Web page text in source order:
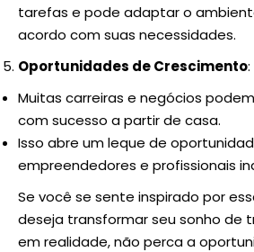
tarefas e pode adaptar o
acordo com suas necessidades.
Oportunidades de Crescimento:
Muitas carreiras e negócios
com sucesso a partir de casa.
Isso abre um leque de
empreendedores e profissionais
Se você se sente inspirado por
deseja transformar seu sonho de
em realidade, não perca a